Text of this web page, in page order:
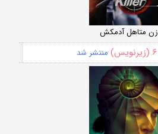
زن متاهل آدمکش
۶ (زیرنویس) منتشر شد